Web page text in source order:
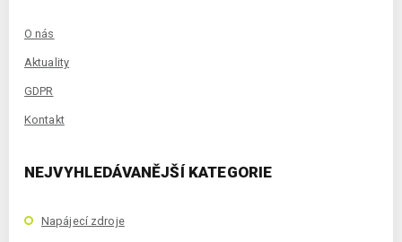
O nás
Aktuality
GDPR
Kontakt
NEJVYHLEDÁVANĚJŠÍ KATEGORIE
Napájecí zdroje